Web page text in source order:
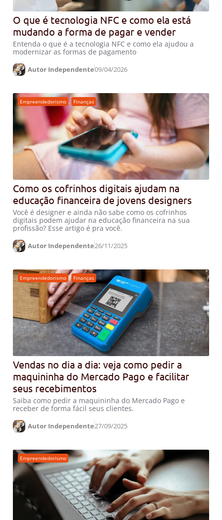
O que é tecnologia NFC e como ela está
mudando a forma de pagar e vender
Entenda o que é a tecnologia NFC e como ela ajudou a
modernizar as formas de pagamento
Autor Independente09/04/2026
Empreendedorismo , Finanças
Como os cofrinhos digitais ajudam na
educação financeira de jovens designers
Você é designer e ainda não sabe como os cofrinhos
digitais podem ajudar na educação financeira na sua
profissão? Esse artigo é pra você.
Autor Independente26/11/2025
Empreendedorismo , Finanças
Vendas no dia a dia: veja como pedir a
maquininha do Mercado Pago e facilitar
seus recebimentos
Saiba como pedir a maquininha do Mercado Pago e
receber de forma fácil seus clientes.
Autor Independente27/09/2025
Empreendedorismo